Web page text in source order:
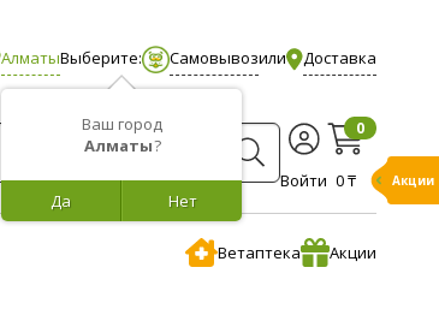
Алматы
Ваш город
Алматы?
Нет
Да
Выберите: Самовывозили Доставка
Войти
0
0 ₸
Ветаптека Акции
Бонусы